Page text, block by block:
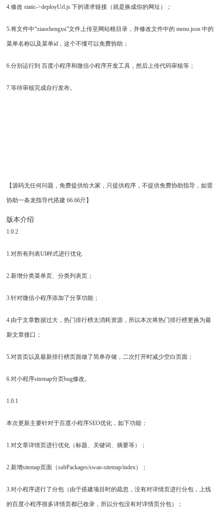
4.修改 static->deployUrl.js 下的请求链接（就是换成你的网址）；
5.将文件中“xiaochengxu”文件上传至网站根目录，并修改文件中的 menu.json 中的
菜单名称以及菜单id，这个不懂可以免费协助；
6.分别运行到 百度小程序和微信小程序开发工具，然后上传代码审核等；
7.等待审核完成自行发布。
【源码无任何问题，免费提供给大家，只提供程序，不提供免费协助指导，如需
协助一条龙指导代搭建 66.66亓】
版本介绍
1.0.2
1.对所有列表UI样式进行优化
2.新增分类菜单页、分类列表页；
3.针对微信小程序添加了分享功能；
4.由于文章数据过大，热门排行榜太消耗资源，所以本次将热门排行榜更换为最
新文章接口；
5.对首页以及最新排行榜页面做了简单存储，二次打开时减少空白页面；
6.对小程序sitemap分页bug修改。
1.0.1
本次更新主要针对于百度小程序SEO优化，如下功能：
1.对文章详情页进行优化（标题、关键词、摘要等）；
2.新增sitemap页面（subPackages/swan-sitemap/index）；
3.对小程序进行了分包（由于搭建项目时的疏忽，没有对详情页进行分包，上线
的百度小程序很多详情页都已收录，所以分包没有对详情页分包）；